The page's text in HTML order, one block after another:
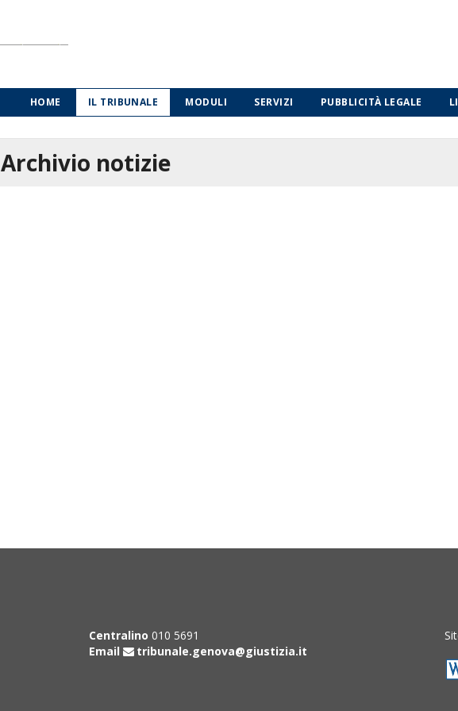
HOME IL TRIBUNALE MODULI SERVIZI PUBBLICITÀ LEGALE
Archivio notizie
Centralino 010 5691
Email
tribunale.genova@giustizia.it